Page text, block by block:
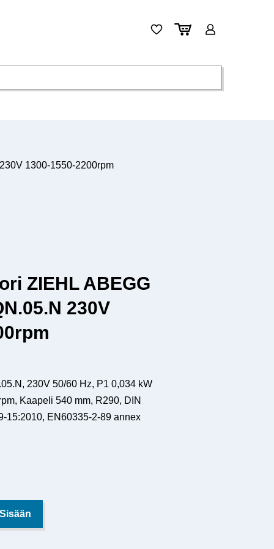
1300-1550-2200rpm
ZIEHL ABEGG
230V
230V 50/60 Hz, P1 0,034 kW
Kaapeli 540 mm, R290, DIN
15:2010, EN60335-2-89 annex